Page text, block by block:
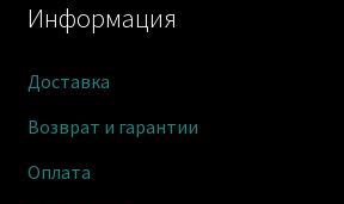
Информация
Доставка
Возврат и гарантии
Оплата